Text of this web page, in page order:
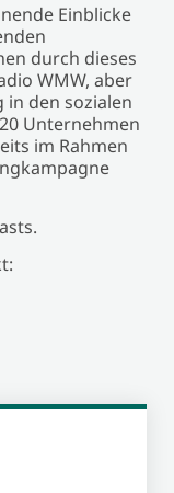
Einblicke
durch dieses
WMW, aber
den sozialen
Unternehmen
im Rahmen